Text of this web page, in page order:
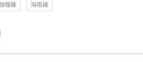
喱雞 海南雞